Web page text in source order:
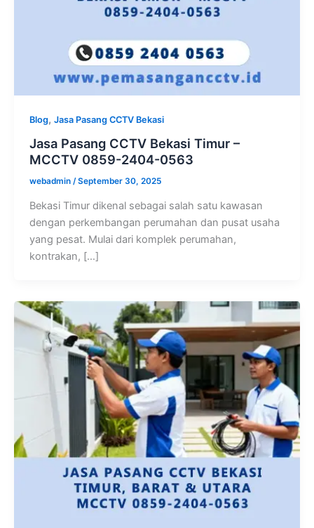
Blog, Jasa Pasang CCTV Bekasi
Jasa Pasang CCTV Bekasi Timur –
MCCTV 0859-2404-0563
webadmin /September 30, 2025
Bekasi Timur dikenal sebagai salah satu kawasan
dengan perkembangan perumahan dan pusat usaha
yang pesat. Mulai dari komplek perumahan,
kontrakan, […]